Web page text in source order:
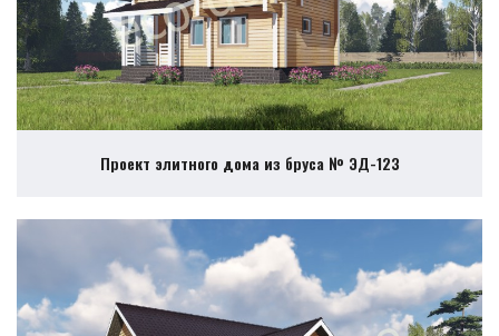
Проект элитного дома из бруса № ЭД-123